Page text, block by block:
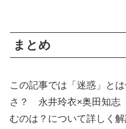
まとめ
この記事では「迷惑」と
さ？ 永井玲衣×奥田知志
むのは？について詳しく